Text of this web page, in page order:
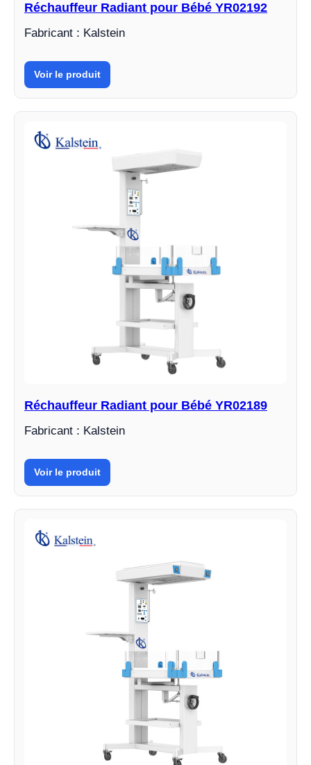
Réchauffeur Radiant pour Bébé YR02192
Fabricant : Kalstein
Voir le produit
Réchauffeur Radiant pour Bébé YR02189
Fabricant : Kalstein
Voir le produit